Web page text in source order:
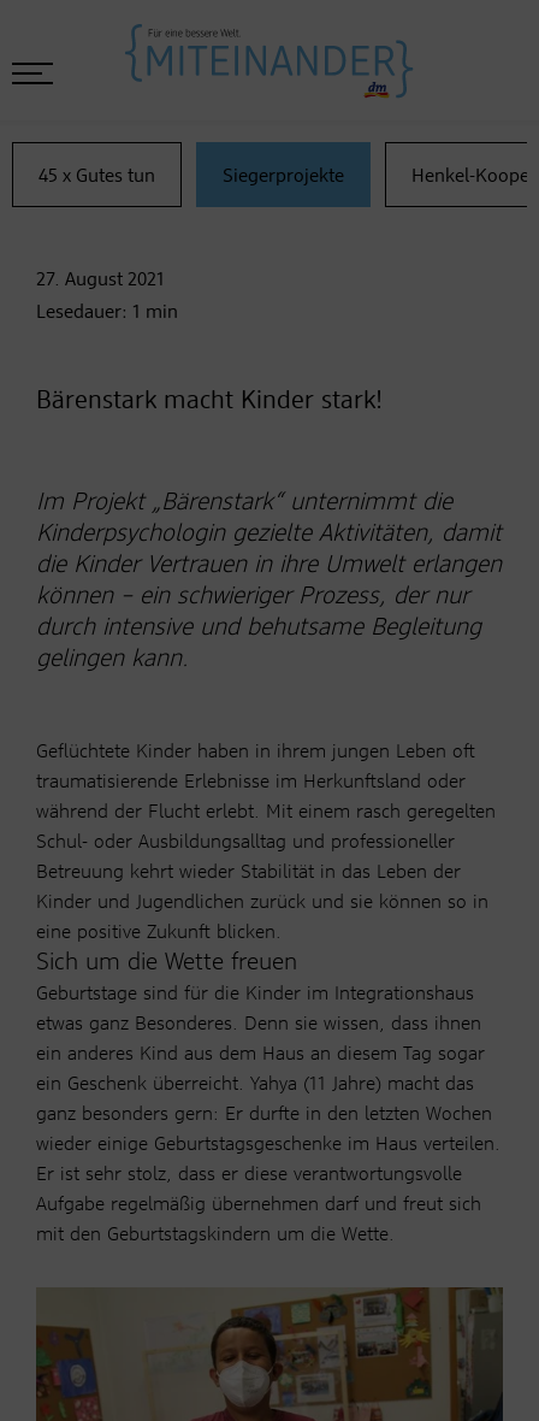
45 x Gutes tun Siegerprojekte Henkel-
27. August 2021
Lesedauer: 1 min
Bärenstark macht Kinder stark!
Im Projekt „Bärenstark“ unternimmt die
Kinderpsychologin gezielte Aktivitäten, damit
die Kinder Vertrauen in ihre Umwelt erlangen
können – ein schwieriger Prozess, der nur
durch intensive und behutsame Begleitung
gelingen kann.
Geflüchtete Kinder haben in ihrem jungen Leben oft
traumatisierende Erlebnisse im Herkunftsland oder
während der Flucht erlebt. Mit einem rasch geregelten
Schul- oder Ausbildungsalltag und professioneller
Betreuung kehrt wieder Stabilität in das Leben der
Kinder und Jugendlichen zurück und sie können so in
eine positive Zukunft blicken.
Sich um die Wette freuen
Geburtstage sind für die Kinder im Integrationshaus
etwas ganz Besonderes. Denn sie wissen, dass ihnen
ein anderes Kind aus dem Haus an diesem Tag sogar
ein Geschenk überreicht. Yahya (11 Jahre) macht das
ganz besonders gern: Er durfte in den letzten Wochen
wieder einige Geburtstagsgeschenke im Haus verteilen.
Er ist sehr stolz, dass er diese verantwortungsvolle
Aufgabe regelmäßig übernehmen darf und freut sich
mit den Geburtstagskindern um die Wette.